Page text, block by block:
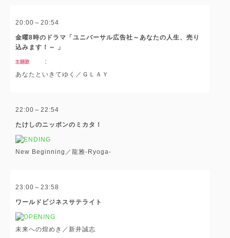
20:00～20:54
金曜8時のドラマ「ユニバーサル広告社～あなたの人生、売り
込みます！～ 」
あなたといきてゆく／ＧＬＡＹ
22:00～22:54
たけしのニッポンのミカタ！
New Beginning／龍雅-Ryoga-
23:00～23:58
ワールドビジネスサテライト
未来への煌めき／新井誠志